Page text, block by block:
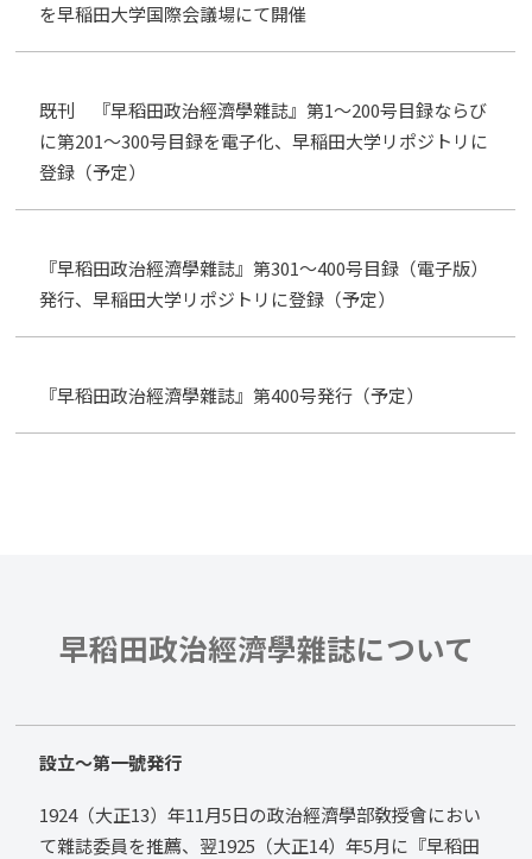
を早稲田大学国際会議場にて開催
既刊 『早稻田政治經濟學雜誌』第1～200号目録ならび
に第201～300号目録を電子化、早稲田大学リポジトリに
登録（予定）
『早稻田政治經濟學雜誌』第301～400号目録（電子版）
発行、早稲田大学リポジトリに登録（予定）
『早稻田政治經濟學雜誌』第400号発行（予定）
早稻田政治經濟學雜誌について
設立～第一號発行
1924（大正13）年11月5日の政治經濟學部敎授會におい
て雜誌委員を推薦、翌1925（大正14）年5月に『早稻田